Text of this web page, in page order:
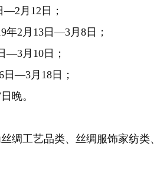
月12日；
2月13日—3月8日；
—3月10日；
—3月18日；
晚。
绸工艺品类、丝绸服饰家纺类